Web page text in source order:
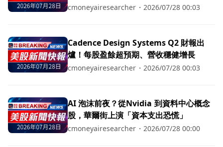
未來
cmoneyairesearcher ・ 2026/07/28 00:03
Cadence Design Systems Q2 財報出
爐！每股盈餘超預期、營收穩健增長
cmoneyairesearcher ・ 2026/07/28 00:03
AI 泡沫前夜？從Nvidia 到資料中心概念
股，華爾街上演「資本支出恐慌」
cmoneyairesearcher ・ 2026/07/28 00:00